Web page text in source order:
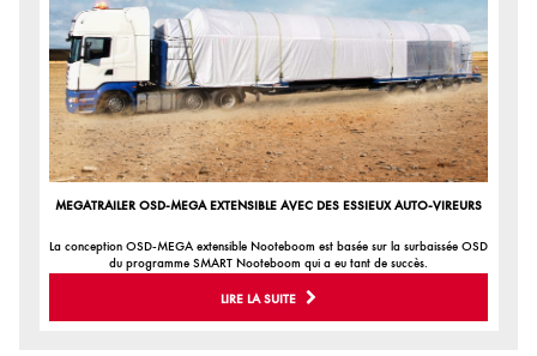
MEGATRAILER OSD-MEGA EXTENSIBLE AVEC DES ESSIEUX AUTO-VIREURS
La conception OSD-MEGA extensible Nooteboom est basée sur la surbaissée OSD
du programme SMART Nooteboom qui a eu tant de succès.
LIRE LA SUITE